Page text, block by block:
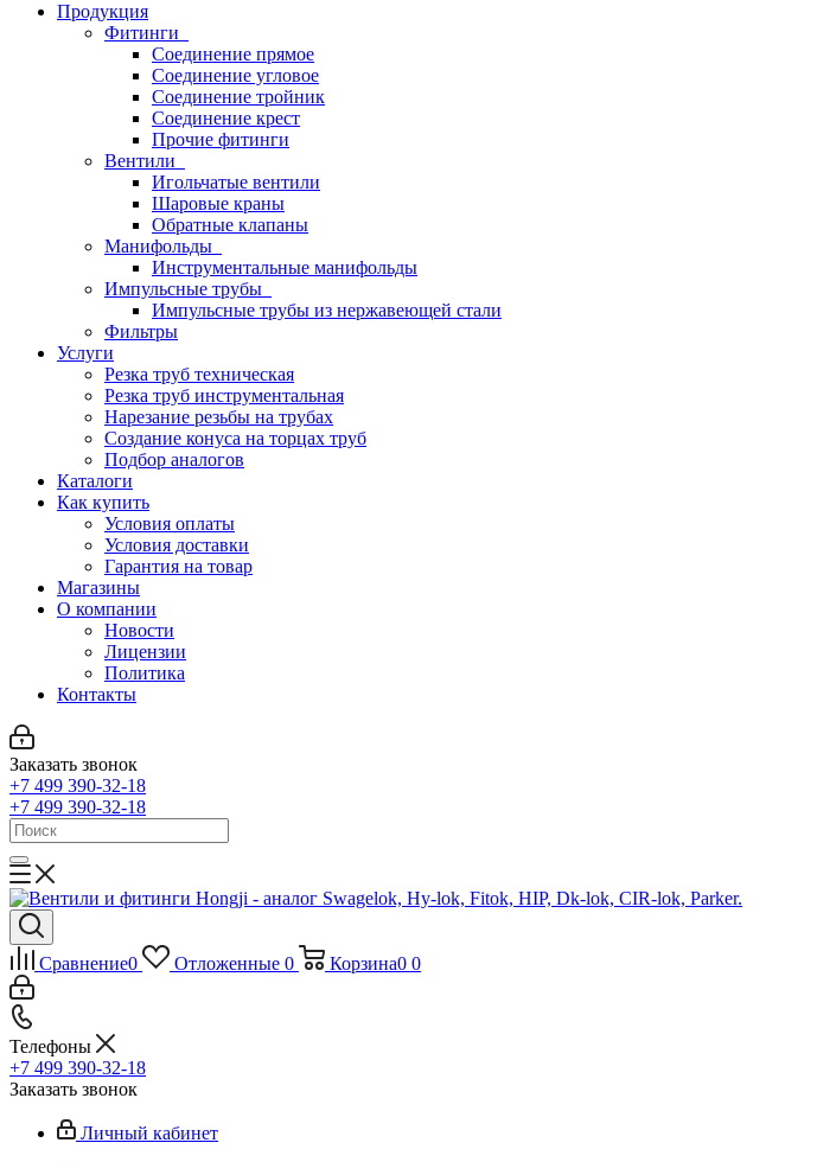
Продукция
Фитинги
Соединение прямое
Соединение угловое
Соединение тройник
Соединение крест
Прочие фитинги
Вентили
Игольчатые вентили
Шаровые краны
Обратные клапаны
Манифольды
Инструментальные манифольды
Импульсные трубы
Импульсные трубы из нержавеющей стали
Фильтры
Услуги
Резка труб техническая
Резка труб инструментальная
Нарезание резьбы на трубах
Создание конуса на торцах труб
Подбор аналогов
Каталоги
Как купить
Условия оплаты
Условия доставки
Гарантия на товар
Магазины
О компании
Новости
Лицензии
Политика
Контакты
Заказать звонок
+7 499 390-32-18
+7 499 390-32-18
Сравнение0 Отложенные 0 Корзина0 0
Телефоны
+7 499 390-32-18
Заказать звонок
Личный кабинет